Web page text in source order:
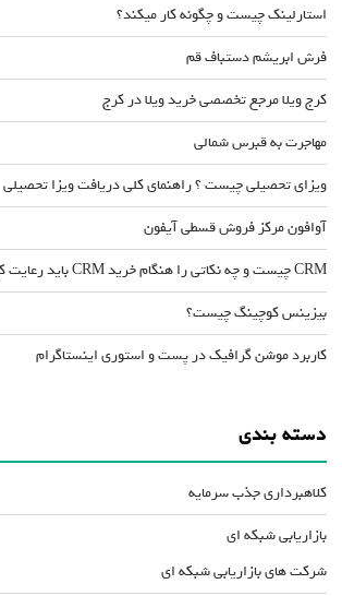
استارلینک چیست و چگونه کار میکند؟
فرش ابریشم دستباف قم
کرج ویلا مرجع تخصصی خرید ویلا در کرج
مهاجرت به قبرس شمالی
ویزای تحصیلی چیست ؟ راهنمای کلی دریافت ویزا تحصیلی
آوافون مرکز فروش قسطی آیفون
CRM چیست و چه نکاتی را هنگام خرید CRM باید رعایت کرد؟
بیزینس کوچینگ چیست؟
کاربرد موشن گرافیک در پست و استوری اینستاگرام
دسته بندی
کلاهبرداری جذب سرمایه
بازاریابی شبکه ای
شرکت های بازاریابی شبکه ای